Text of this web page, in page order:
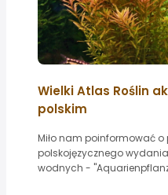
Wielki Atlas Roślin
polskim
Miło nam poinformować o
polskojęzycznego
wodnych -